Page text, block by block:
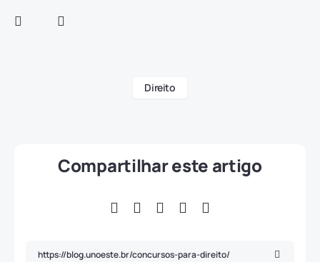
Direito
Compartilhar este artigo